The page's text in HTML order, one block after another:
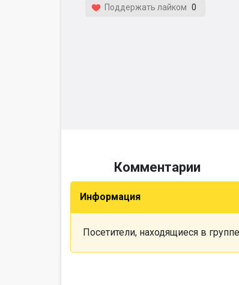
Поддержать лайком 0
Комментарии
Информация
Посетители, находящиеся в группе